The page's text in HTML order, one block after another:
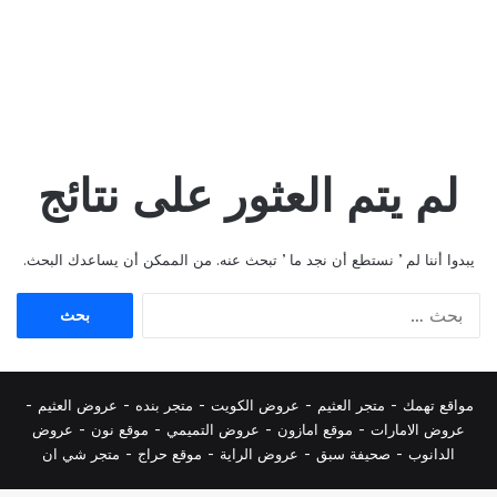
لم يتم العثور على نتائج
يبدوا أننا لم ’ نستطع أن نجد ما ’ تبحث عنه. من الممكن أن يساعدك البحث.
مواقع تهمك - متجر العثيم - عروض الكويت - متجر بنده - عروض العثيم -
عروض الامارات - موقع امازون - عروض التميمي - موقع نون - عروض
الدانوب - صحيفة سبق - عروض الراية - موقع حراج - متجر شي ان